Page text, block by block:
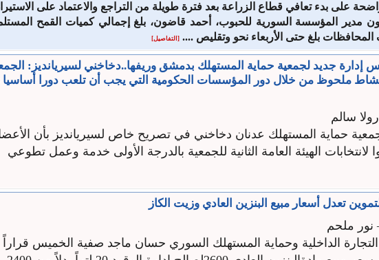
على بدء تعافي قطاع الزراعة بعد فترة طويلة من التراجع والاعتماد على
مدير المؤسسة السورية للحبوب، أحمد قاضون، بلغ إجمالي كميات القمح
بلغ حتى الأربعاء نحو وتقليص ....[التفاصيل]
إدارة جديد لجمعية حماية المستهلك بدمشق وريفها..دخاخني لسيريانديز:
ملحوظ من خلال دور المؤسسات الحكومية التي يجب أن تلعب دورا
سالم
حماية المستهلك عدنان دخاخني في تصريح خاص لسيريانديز بأن
لانتخابات الهيئة العامة الثانية للجمعية بالدرجة الأولى خدمة وعمل تطوعي
تعدل أسعار مبيع البنزين العادي وزيت الكاز
نور ملحم
الداخلية وحماية المستهلك السوري حسان ماجد صفية الخميس قراراً